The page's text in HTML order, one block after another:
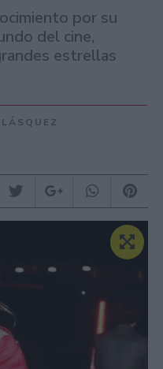
por su
del cine,
estrellas